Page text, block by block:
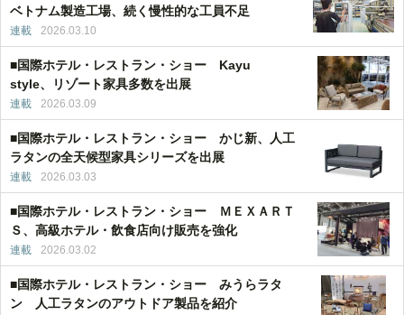
ベトナム製造工場、続く慢性的な工員不足
連載 2026.03.10
■国際ホテル・レストラン・ショー Kayu
style、リゾート家具多数を出展
連載 2026.03.09
■国際ホテル・レストラン・ショー かじ新、人工
ラタンの全天候型家具シリーズを出展
連載 2026.03.03
■国際ホテル・レストラン・ショー ＭＥＸＡＲＴ
Ｓ、高級ホテル・飲食店向け販売を強化
連載 2026.03.02
■国際ホテル・レストラン・ショー みうらラタ
ン 人工ラタンのアウトドア製品を紹介